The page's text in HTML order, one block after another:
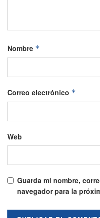
Nombre *
Correo electrónico *
Web
Guarda mi nombre,
navegador para la